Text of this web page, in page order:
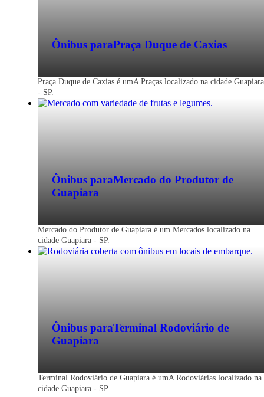
Ônibus paraPraça Duque de Caxias
Praça Duque de Caxias é umA Praças localizado na cidade Guapiara
- SP.
Ônibus paraMercado do Produtor de
Guapiara
Mercado do Produtor de Guapiara é um Mercados localizado na
cidade Guapiara - SP.
Ônibus paraTerminal Rodoviário de
Guapiara
Terminal Rodoviário de Guapiara é umA Rodoviárias localizado na
cidade Guapiara - SP.